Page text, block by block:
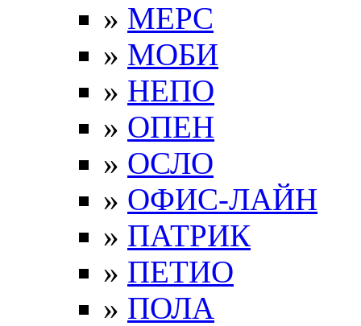
» МЕРС
» МОБИ
» НЕПО
» ОПЕН
» ОСЛО
» ОФИС-ЛАЙН
» ПАТРИК
» ПЕТИО
» ПОЛА